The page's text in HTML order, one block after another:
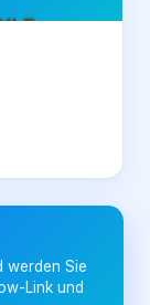
werden Sie
Link und